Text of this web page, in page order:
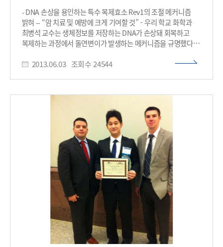
크고 투명한 특성을 보였음을 밝혀냈다. 강정구 교수는 이번
연구에 대해 “염료감응 태양전지의 높은 효율과 투명성을 모두
확보할 수 있게 됐으며, 투명한 유리창에 태양전지를 설치하는
것이 최종 목표”라며 “적외선 영역의 빛을 사용해 전기를 만들 수
있는 방법을 제시해 염료감응 태양전지의 적용 범위가 더욱
확대될 것으로 기대된다”고 말했다. 이번 연구는 KAIST
인공광합성센터, 고효율박막태양전지센터, 나노계면센터, WCU,
글로벌프론티어 사업 등의 지원을 통해 수행됐다. 그림1. 모바일
모바일 양자점이 구현된 태양전지의 외부양자효율, 산란파워,
그리고 사진의 비교. (하단) 그림2. 모바일 양자점이 전해질에서
염료에 흡수된 빛 에너지를 전달하는 메커니즘(좌측)과 염료 및
양자점의 흡수스펙트럼과 양자효율 (우측): Foster Resonance
Energy Transfer (FRET) (상단), 양자점에서 흡수된
빛에너지에 의한 산화된 염료의 환원 작용(중단), 2광자 흡수
(하단) 그림3. 염료감응 태양전지 샘플 그림4. 연구원 사진​
- DNA 손상을 용인하는 특수 복제효소 Rev1의 조절 메커니즘
밝혀 -- “암 치료 및 예방에 크게 기여할 것” - 우리 학교 화학과
최병석 교수는 생체정보를 저장하는 DNA가 손상돼 회복하고
복제하는 과정에서 돌연변이가 발생하는 메커니즘을 규명했다.
(Journal of Molecular Cell Biology)’ 6월호 표지논문으로
자외선에 그대로 노출되는 것은 물론 담배연기를 비롯한 수많은
발암물질의 공격은 우리 몸속의 DNA를 손상시킨다. 하루에도 수
만 번 끊임없이 일어나는 DNA의 손상을 효과적으로
회복시켜주지 못하면 암 등 치명적인 질병이 발생한다. 손상된
DNA가 회복반응에 의해 복구되지 않은 상태에서 자기복제가
일어나면 정상적인 복제를 담당하는 폴리머라제는 손상부위에
도달하면 DNA 합성을 정지하게 되고 세포의 죽음을 초래 한다.
인체는 이 같은 비상사태를 맞이해 복제담당 폴리머라제를 잠깐
쉬게 하고 손상된 DNA 부위를 그냥 지나치는 능력이 있는 특수한
복구담당 폴리머라제들을 동원해 손상부위를 통과하고 DNA
합성을 다시 시작한다. 이때 DNA는 많은 오류가 발생돼 심각한
돌연변이를 유발시킨다. 즉, 열악한 상황에 놓인 세포가 복제를
진행하지 못해 죽음을 맞기 보다는 생존을 위해 매우 부정확한
DNA 복제일지라도 선수를 교체하면서까지 복제를 진행하게
된다. 지금까지 학계에서는 Rev1 단백질이 이러한 과정을 조절할
2013.06.03 조회수 24544